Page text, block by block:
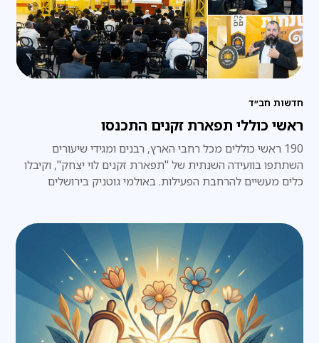
חדשות חב״ד
ראשי כוללי תפארת זקנים התכנסו
190 ראשי כוללים מכל רחבי הארץ, רבנים ומגידי שיעורים
השתתפו בוועידה השנתית של "תפארת זקנים לוי יצחק", וקיבלו
כלים מעשיים להרחבת הפעילות. באולמי גוטניק בירושלים
תורנית, ועד לשילוב כלי בינה מלאכותית בעבודתו היומיומית של
ראש הכולל